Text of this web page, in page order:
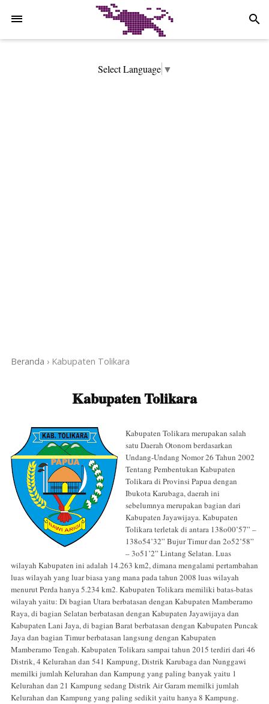
search
Select Language ▼
Beranda › Kabupaten Tolikara
Kabupaten Tolikara
Kabupaten Tolikara merupakan salah
satu Daerah Otonom berdasarkan
Undang-Undang Nomor 26 Tahun 2002
Tentang Pembentukan Kabupaten
Tolikara di Provinsi Papua dengan
Ibukota Karubaga, daerah ini
sebelumnya merupakan bagian dari
Kabupaten Jayawijaya. Kabupaten
Tolikara terletak di antara 138o00’57” –
138o54’32” Bujur Timur dan 2o52’58”
– 3o51’2” Lintang Selatan. Luas
wilayah Kabupaten ini adalah 14.263 km2, dimana mengalami pertambahan
luas wilayah yang luar biasa yang mana pada tahun 2008 luas wilayah
menurut Perda hanya 5.234 km2. Kabupaten Tolikara memiliki batas-batas
wilayah yaitu: Di bagian Utara berbatasan dengan Kabupaten Mamberamo
Raya, di bagian Selatan berbatasan dengan Kabupaten Jayawijaya dan
Kabupaten Lani Jaya, di bagian Barat berbatasan dengan Kabupaten Puncak
Jaya dan bagian Timur berbatasan langsung dengan Kabupaten
Mamberamo Tengah. Kabupaten Tolikara sampai tahun 2015 terdiri dari 46
Distrik, 4 Kelurahan dan 541 Kampung, Distrik Karubaga dan Nunggawi
memilki jumlah Kelurahan dan Kampung yang paling banyak yaitu 1
Kelurahan dan 21 Kampung sedang Distrik Air Garam memilki jumlah
Kelurahan dan Kampung yang paling sedikit yaitu hanya 8 Kampung.